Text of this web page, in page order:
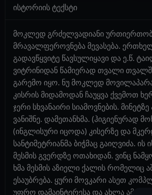
ისტორიის ტექსტი
მოკლედ გრძელვადიანი
მრავალფეროვნება მევასება.
გადავწყვიტე წავსულიყავი და ე.წ.
ვიტრინიდან წამიერად თვალი
გარემო იყო. ნუ მოკლედ
კისრის მიდამოდან ჩაუყვა ქვემოთ
ჯერი სხვანაირი სიამოვნების.
ვანიშნე. დამეთანხმა. (ჰიგიენურად
(ინგლისური იცოდა) კისერზე და
სანტიმეტრიანმა ბიჭმაც გაიღვიძა.
მესმის გვერდზე ოთახიდან. ვინც
ხმა მესმის აზიელი ქალის
ესაუბრება. ყური მოვკარი ასეთ
უფრო დამაინტერესა და ახლა ამ ჩემი